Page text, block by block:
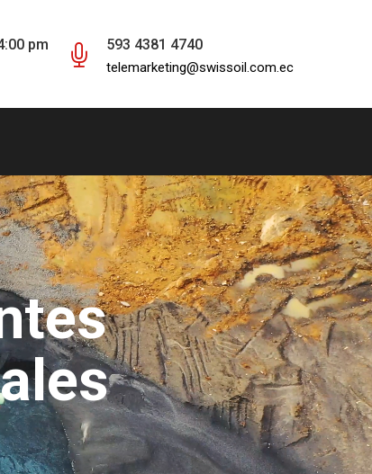
pm 593 4381 4740
telemarketing@swissoil.com.ec